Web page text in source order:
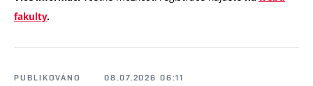
fakulty.
PUBLIKOVÁNO
08.07.2026 06:11